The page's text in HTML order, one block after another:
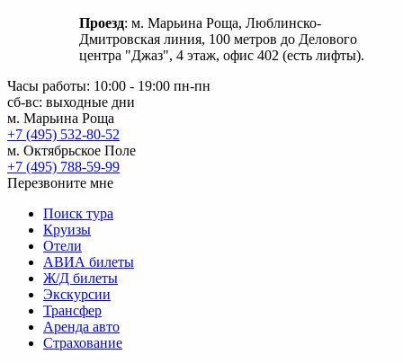
Проезд: м. Марьина Роща, Люблинско-
Дмитровская линия, 100 метров до Делового
центра "Джаз", 4 этаж, офис 402 (есть лифты).
Часы работы: 10:00 - 19:00 пн-пн
сб-вс: выходные дни
м. Марьина Роща
+7 (495) 532-80-52
м. Октябрьское Поле
+7 (495) 788-59-99
Перезвоните мне
Поиск тура
Круизы
Отели
АВИА билеты
Ж/Д билеты
Экскурсии
Трансфер
Аренда авто
Страхование